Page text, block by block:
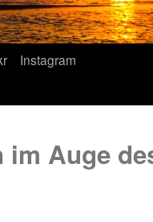
Instagram
im Auge